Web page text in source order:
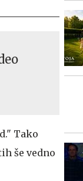
Tako
še vedno